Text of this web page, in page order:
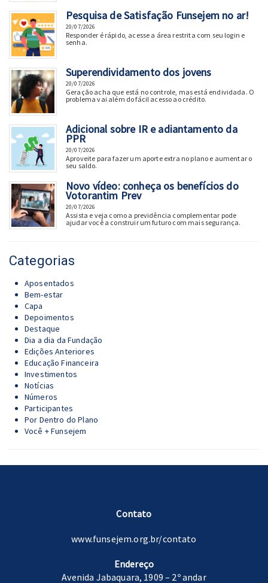
Pesquisa de Satisfação Funsejem no ar!
20/07/2026
Responder é rápido, acesse a área restrita com seu login e
senha.
Superendividamento dos jovens
20/07/2026
Geração acha que está no controle, mas está endividada. O
problema vai além do fácil acesso ao crédito.
Adicional sobre IR e adiantamento da
PPR
20/07/2026
Aproveite para fazer um aporte extra no plano e aumentar o
seu saldo.
Novo vídeo: conheça os benefícios do
Votorantim Prev
20/07/2026
Assista e veja como a previdência complementar pode
ajudar você a construir um futuro com mais segurança.
Categorias
Aposentados
Bem-estar
Capa
Depoimentos
Destaque
Dia a dia da Fundação
Edições Anteriores
Educação Financeira
Investimentos
Notícias
Números
Participantes
Por Dentro do Plano
Você + Funsejem
Contato
www.funsejem.org.br/contato
Endereço
Avenida Jabaquara, 1909 – 2º andar